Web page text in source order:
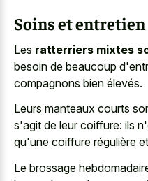
Soins et entretien
Les ratterriers mixtes
besoin de beaucoup
compagnons bien élevés.
Leurs manteaux courts
s'agit de leur coiffure: ils
qu'une coiffure régulière
Le brossage